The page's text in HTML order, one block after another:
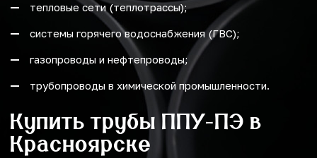
тепловые сети (теплотрассы);
системы горячего водоснабжения (ГВС);
газопроводы и нефтепроводы;
трубопроводы в химической промышленности.
Купить трубы ППУ-ПЭ в
Красноярске